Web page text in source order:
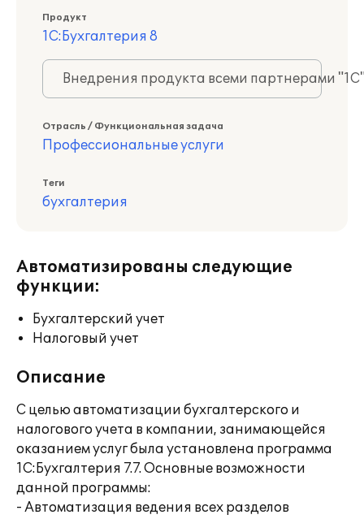
Продукт
1С:Бухгалтерия 8
Внедрения продукта всеми партнерами
Отрасль / Функциональная задача
Профессиональные услуги
Теги
бухгалтерия
Автоматизированы следующие
функции:
Бухгалтерский учет
Налоговый учет
Описание
С целью автоматизации бухгалтерского и
налогового учета в компании, занимающейся
оказанием услуг была установлена программа
1С:Бухгалтерия 7.7. Основные возможности
данной программы:
- Автоматизация ведения всех разделов